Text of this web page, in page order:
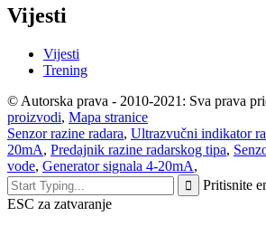
Vijesti
Vijesti
Trening
© Autorska prava - 2010-2021: Sva prava
proizvodi, Mapa stranice
Senzor razine radara, Ultrazvučni indikator
20mA, Predajnik razine radarskog tipa,
vode, Generator signala 4-20mA,
Pritisnite
ESC za zatvaranje